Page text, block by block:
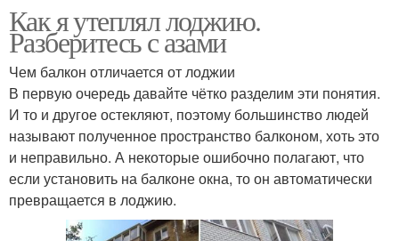
Как я утеплял лоджию.
Разберитесь с азами
Чем балкон отличается от лоджии
В первую очередь давайте чётко разделим эти понятия.
И то и другое остекляют, поэтому большинство людей
называют полученное пространство балконом, хоть это
и неправильно. А некоторые ошибочно полагают, что
если установить на балконе окна, то он автоматически
превращается в лоджию.